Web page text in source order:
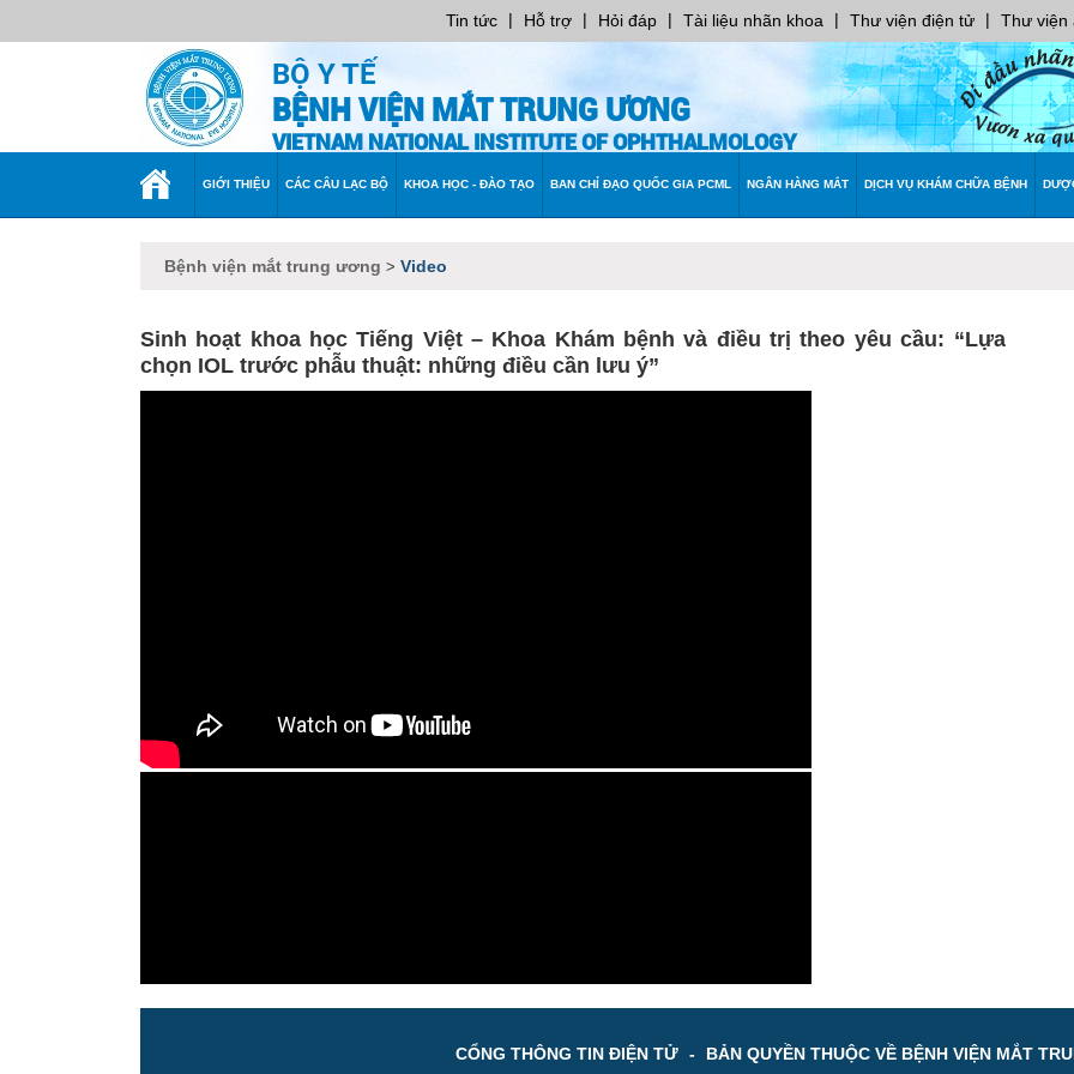
Tin tức | Hỗ trợ | Hỏi đáp | Tài liệu nhãn khoa | Thư viện điện tử | Thư viện
BỘ Y TẾ
BỆNH VIỆN MẮT TRUNG ƯƠNG
VIETNAM NATIONAL INSTITUTE OF OPHTHALMOLOGY
TRANG GIỚI THIỆU CÁC CÂU LẠC BỘ KHOA HỌC - ĐÀO TẠO BAN CHỈ ĐẠO QUỐC GIA PCML NGÂN HÀNG MẮT DỊCH VỤ KHÁM CHỮA BỆNH
Bệnh viện mắt trung ương > Video
Sinh hoạt khoa học Tiếng Việt – Khoa Khám bệnh và điều trị theo yêu cầu: “Lựa
chọn IOL trước phẫu thuật: những điều cần lưu ý”
CỔNG THÔNG TIN ĐIỆN TỬ - BẢN QUYỀN THUỘC VỀ BỆNH VIỆN MẮT